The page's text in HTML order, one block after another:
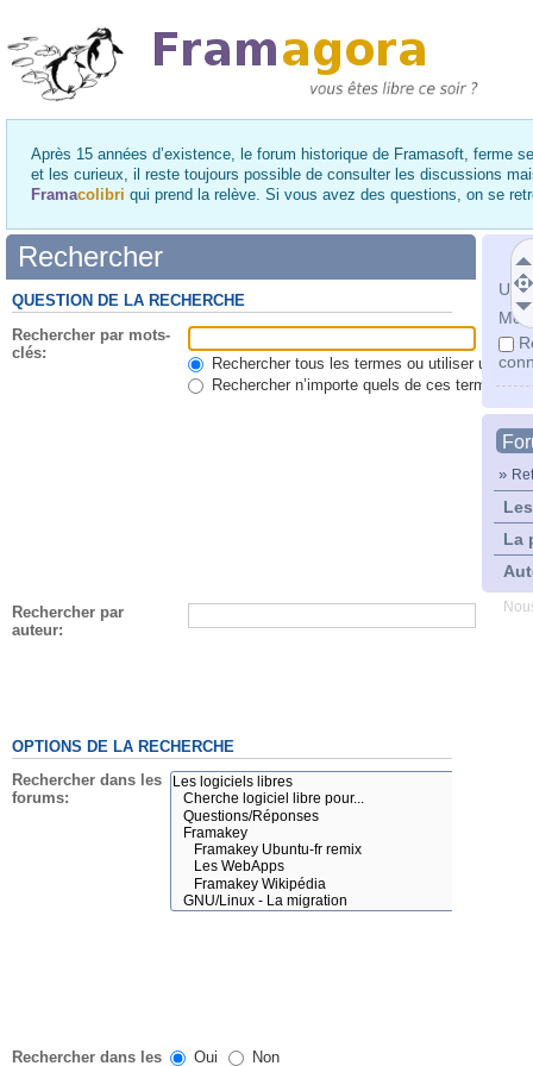
Après 15 années d’existence, le forum historique de Framasoft, ferme
et les curieux, il reste toujours possible de consulter les discussions
Framacolibri qui prend la relève. Si vous avez des questions, on se
Mot
»
La
Rechercher
QUESTION DE LA RECHERCHE
Rechercher par mots-
clés:
Rechercher tous les termes ou utiliser une
Rechercher n’importe quels de ces termes
Rechercher par
auteur:
OPTIONS DE LA RECHERCHE
Rechercher dans les
forums:
Rechercher dans les Oui Non